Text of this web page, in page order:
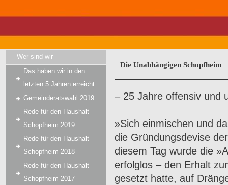
Wer sind wir
Das haben wir in den
letzten 5 Jahren erreicht
Gemeinderatswahl 2019
Rede für den Haushalt
Schopfheim 2019
Rede für den Haushalt
Schopfheim 2018
Rede für den Haushalt
Schopfheim 2017
Die Unabhängigen Schopfheim
– 25 Jahre offensiv und
»Sich einmischen und
die Gründungsdevise
diesem Tag wurde die
er­folglos – den Erhalt
gesetzt hatte, auf